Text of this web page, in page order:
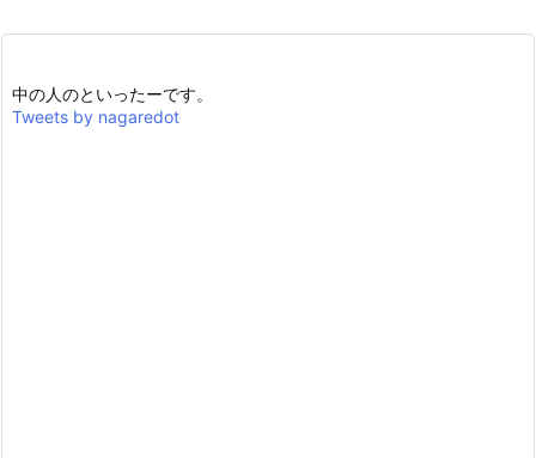
中の人のといったーです。
Tweets by nagaredot